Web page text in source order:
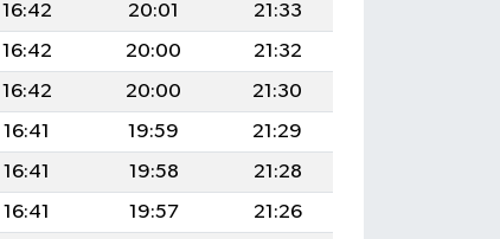
16:42 20:01
21:33
16:42 20:00
21:32
16:42 20:00
21:30
16:41 19:59
21:29
16:41 19:58
21:28
16:41 19:57
21:26